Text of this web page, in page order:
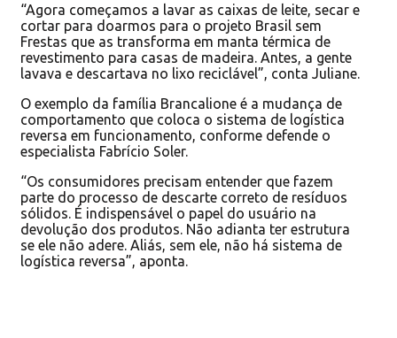
“Agora começamos a lavar as caixas de leite, secar e
cortar para doarmos para o projeto Brasil sem
Frestas que as transforma em manta térmica de
revestimento para casas de madeira. Antes, a gente
lavava e descartava no lixo reciclável”, conta Juliane.
O exemplo da família Brancalione é a mudança de
comportamento que coloca o sistema de logística
reversa em funcionamento, conforme defende o
especialista Fabrício Soler.
“Os consumidores precisam entender que fazem
parte do processo de descarte correto de resíduos
sólidos. É indispensável o papel do usuário na
devolução dos produtos. Não adianta ter estrutura
se ele não adere. Aliás, sem ele, não há sistema de
logística reversa”, aponta.